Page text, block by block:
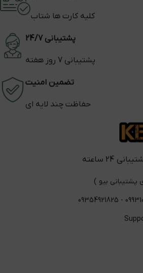
کلیه کارت ها شتاب
پشتیبانی 24/7
پشتیبانی 7 روز هفته
تضمین امنیت
حفاظت چند لایه ای
پشتیبانی بیو )